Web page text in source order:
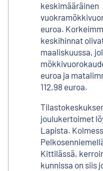
keskimääräinen
euroa.
keskihinnat
maaliskuussa,
euroa ja
112,98 euroa.
joulukertoimet
Lapista.
Kittilässä,
kunnissa on siis